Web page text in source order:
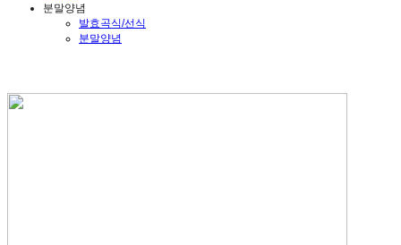
분말양념
발효곡식/선식
분말양념